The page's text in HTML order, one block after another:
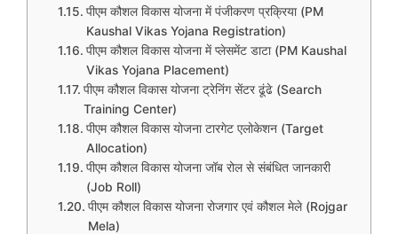
पीएम कौशल विकास योजना में पंजीकरण प्रक्रिया (PM
Kaushal Vikas Yojana Registration)
पीएम कौशल विकास योजना में प्लेसमेंट डाटा (PM Kaushal
Vikas Yojana Placement)
पीएम कौशल विकास योजना ट्रेनिंग सेंटर ढूंढे (Search
Training Center)
पीएम कौशल विकास योजना टारगेट एलोकेशन (Target
Allocation)
पीएम कौशल विकास योजना जॉब रोल से संबंधित जानकारी
(Job Roll)
पीएम कौशल विकास योजना रोजगार एवं कौशल मेले (Rojgar
Mela)